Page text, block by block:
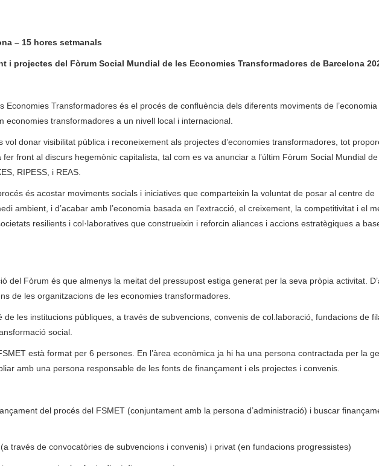
– 15 hores setmanals
i projectes del Fòrum Social Mundial de les Economies Transformadores de Barcelona
Economies Transformadores és el procés de confluència dels diferents moviments de l’economia
economies transformadores a un nivell local i internacional.
vol donar visibilitat pública i reconeixement als projectes d’economies transformadores, tot
front al discurs hegemònic capitalista, tal com es va anunciar a l’últim Fòrum Social Mundial de
RIPESS, i REAS.
és acostar moviments socials i iniciatives que comparteixin la voluntat de posar al centre de
ambient, i d’acabar amb l’economia basada en l’extracció, el creixement, la competitivitat i el
resilients i col·laboratives que construeixin i reforcin aliances i accions estratègiques a
del Fòrum és que almenys la meitat del pressupost estiga generat per la seva pròpia activitat.
de les organitzacions de les economies transformadores.
de les institucions públiques, a través de subvencions, convenis de col.laboració, fundacions de
social.
està format per 6 persones. En l’àrea econòmica ja hi ha una persona contractada per la
amb una persona responsable de les fonts de finançament i els projectes i convenis.
del procés del FSMET (conjuntament amb la persona d’administració) i buscar
través de convocatòries de subvencions i convenis) i privat (en fundacions progressistes)